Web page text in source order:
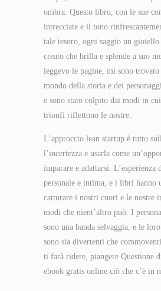
ombra. Questo libro, con le sue
intrecciate e il tono
tale tesoro, ogni saggio un gioiello
creato che brilla e splende a suo
leggevo le pagine, mi sono
mondo della storia e dei
e sono stato colpito dai modi in
trionfi riflettono le nostre.
L’approccio lean startup è tutto
l’incertezza e usarla come
imparare e adattarsi. L’esperienza
personale e intima, e i libri hanno
catturare i nostri cuori e le nostre
modi che nient’altro può. I
sono una banda selvaggia, e le
sono sia divertenti che
ti farà ridere, piangere Questione
ebook gratis online ciò che c’è in